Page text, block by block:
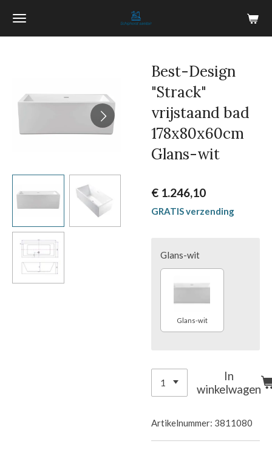
Ga
Best-Design
"Strack"
vrijstaand bad
178x80x60cm
Glans-wit
€ 1.246,10
GRATIS verzending
Glans-wit
Glans-wit
In
winkelwagen
Artikelnummer: 3811080